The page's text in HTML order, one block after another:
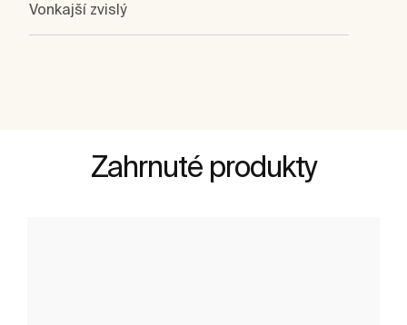
Vonkajší zvislý
Zahrnuté produkty